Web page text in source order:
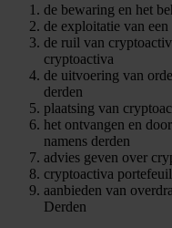
de bewaring en het
de exploitatie van
de ruil van
cryptoactiva
de uitvoering van
derden
plaatsing van
het ontvangen en
namens derden
advies geven over
cryptoactiva
aanbieden van
Derden